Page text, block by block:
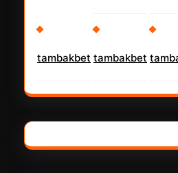
tambakbet tambakbet